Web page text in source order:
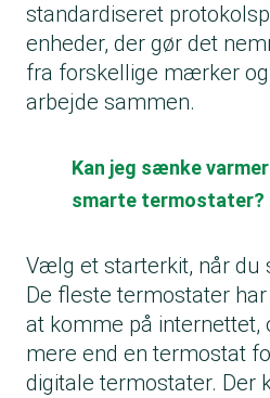
standardiseret
enheder, der gør det
fra forskellige mærker
arbejde sammen.
Kan jeg sænke
smarte termostater?
Vælg et starterkit, når du
De fleste termostater
at komme på internettet,
mere end en termostat
digitale termostater. Der